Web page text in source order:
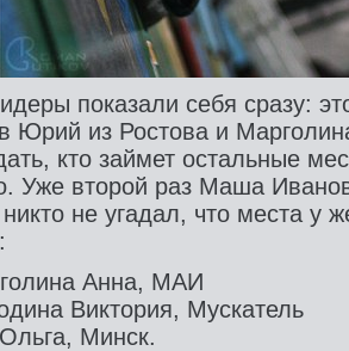
показали себя сразу:
Юрий из Ростова и
кто займет остальные
Уже второй раз Маша
никто не угадал, что места
Анна, МАИ
Виктория, Мускатель
Минск.